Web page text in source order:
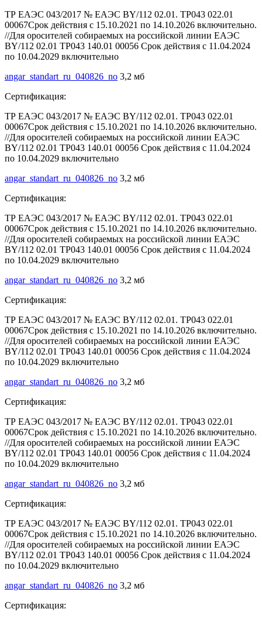
ТР ЕАЭС 043/2017 № ЕАЭС BY/112 02.01. ТР043 022.01
00067Срок действия с 15.10.2021 по 14.10.2026 включительно.
//Для оросителей собираемых на российской линии ЕАЭС
BY/112 02.01 ТР043 140.01 00056 Срок действия с 11.04.2024
по 10.04.2029 включительно
angar_standart_ru_040826_no 3,2 мб
Сертификация:
ТР ЕАЭС 043/2017 № ЕАЭС BY/112 02.01. ТР043 022.01
00067Срок действия с 15.10.2021 по 14.10.2026 включительно.
//Для оросителей собираемых на российской линии ЕАЭС
BY/112 02.01 ТР043 140.01 00056 Срок действия с 11.04.2024
по 10.04.2029 включительно
angar_standart_ru_040826_no 3,2 мб
Сертификация:
ТР ЕАЭС 043/2017 № ЕАЭС BY/112 02.01. ТР043 022.01
00067Срок действия с 15.10.2021 по 14.10.2026 включительно.
//Для оросителей собираемых на российской линии ЕАЭС
BY/112 02.01 ТР043 140.01 00056 Срок действия с 11.04.2024
по 10.04.2029 включительно
angar_standart_ru_040826_no 3,2 мб
Сертификация:
ТР ЕАЭС 043/2017 № ЕАЭС BY/112 02.01. ТР043 022.01
00067Срок действия с 15.10.2021 по 14.10.2026 включительно.
//Для оросителей собираемых на российской линии ЕАЭС
BY/112 02.01 ТР043 140.01 00056 Срок действия с 11.04.2024
по 10.04.2029 включительно
angar_standart_ru_040826_no 3,2 мб
Сертификация:
ТР ЕАЭС 043/2017 № ЕАЭС BY/112 02.01. ТР043 022.01
00067Срок действия с 15.10.2021 по 14.10.2026 включительно.
//Для оросителей собираемых на российской линии ЕАЭС
BY/112 02.01 ТР043 140.01 00056 Срок действия с 11.04.2024
по 10.04.2029 включительно
angar_standart_ru_040826_no 3,2 мб
Сертификация:
ТР ЕАЭС 043/2017 № ЕАЭС BY/112 02.01. ТР043 022.01
00067Срок действия с 15.10.2021 по 14.10.2026 включительно.
//Для оросителей собираемых на российской линии ЕАЭС
BY/112 02.01 ТР043 140.01 00056 Срок действия с 11.04.2024
по 10.04.2029 включительно
angar_standart_ru_040826_no 3,2 мб
Сертификация: